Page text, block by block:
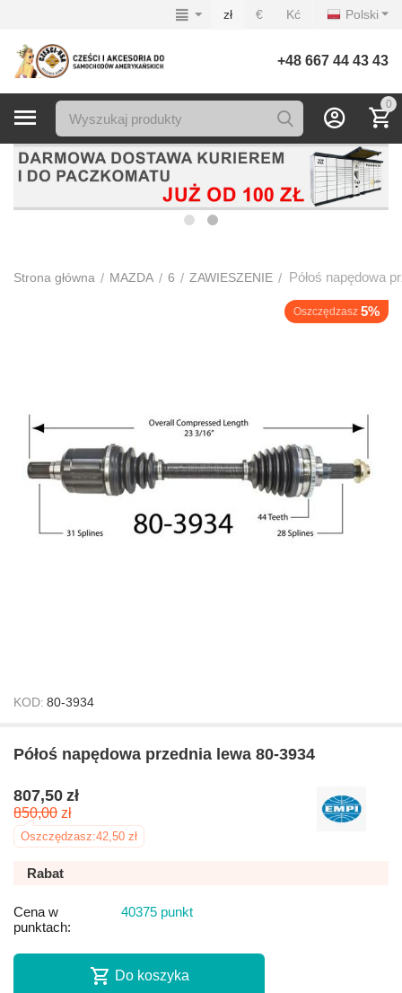
Polski
zł € Kć
+48 667 44 43 43
0
Strona główna / MAZDA / 6 / ZAWIESZENIE / Półoś napędowa
Oszczędzasz 5%
KOD: 80-3934
Półoś napędowa przednia lewa 80-3934
807,50 zł
850,00 zł
Oszczędzasz:42,50 zł
Rabat
Cena w
punktach:
40375 punkt
Do koszyka